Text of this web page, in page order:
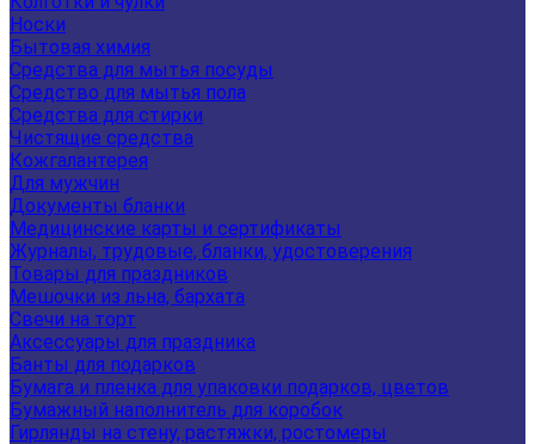
Носки
Бытовая химия
Средства для мытья посуды
Средство для мытья пола
Средства для стирки
Чистящие средства
Кожгалантерея
Для мужчин
Документы бланки
Медицинские карты и сертификаты
Журналы, трудовые, бланки, удостоверения
Товары для праздников
Мешочки из льна, бархата
Свечи на торт
Аксессуары для праздника
Банты для подарков
Бумага и пленка для упаковки подарков, цветов
Бумажный наполнитель для коробок
Гирлянды на стену, растяжки, ростомеры